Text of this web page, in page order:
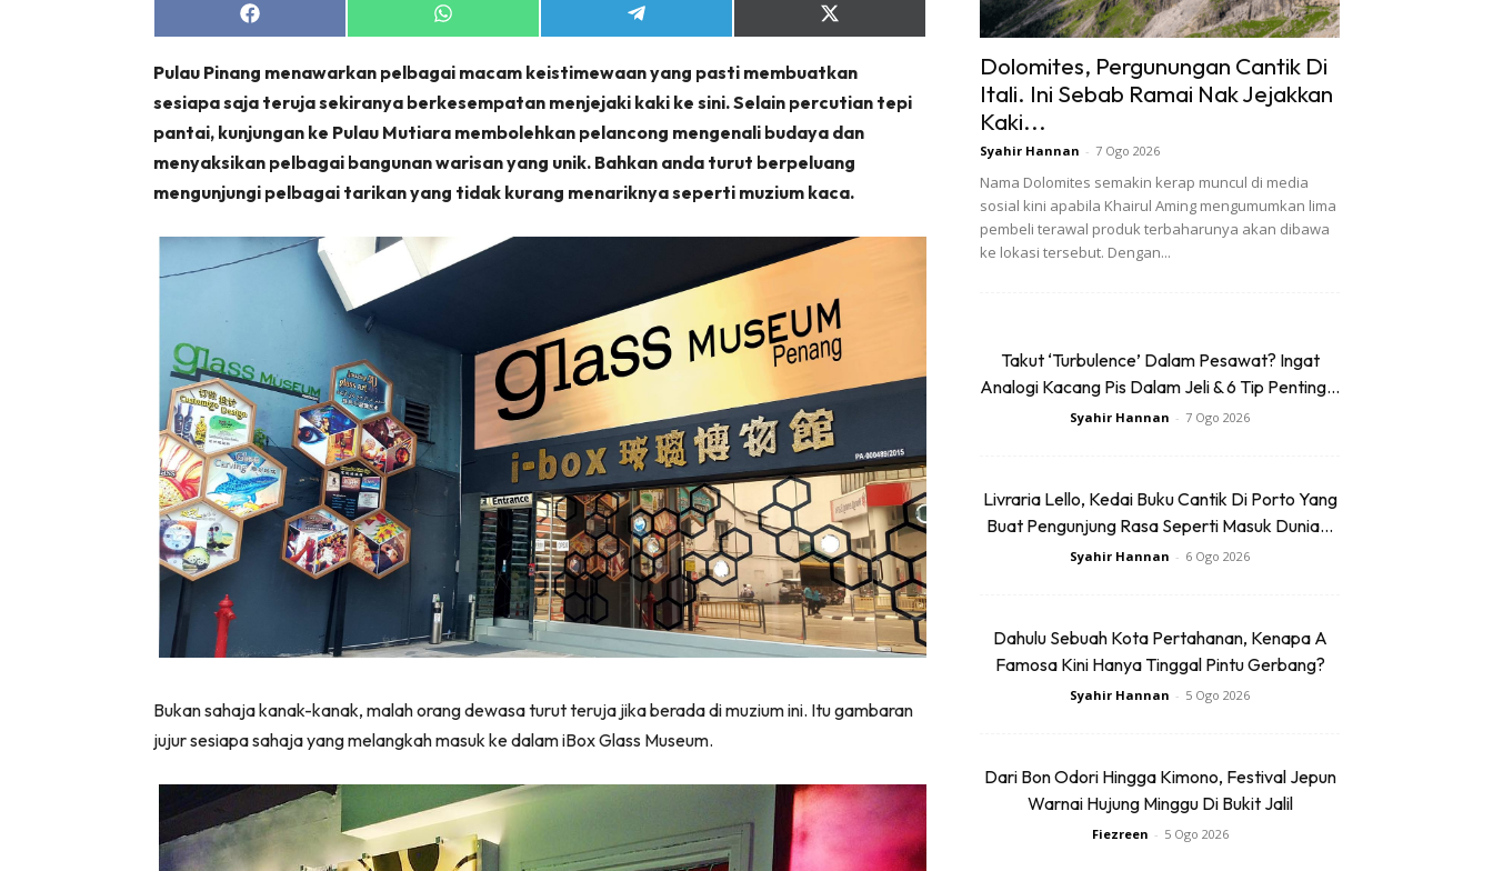
Share
on
Share
on
Share
on
Share
on
(Twitter)
Pulau Pinang menawarkan pelbagai macam keistimewaan yang pasti membuatkan
sesiapa saja teruja sekiranya berkesempatan menjejaki kaki ke sini. Selain percutian tepi
pantai, kunjungan ke Pulau Mutiara membolehkan pelancong mengenali budaya dan
menyaksikan pelbagai bangunan warisan yang unik. Bahkan anda turut berpeluang
mengunjungi pelbagai tarikan yang tidak kurang menariknya seperti muzium kaca.
Bukan sahaja kanak-kanak, malah orang dewasa turut teruja jika berada di muzium ini. Itu gambaran
jujur sesiapa sahaja yang melangkah masuk ke dalam iBox Glass Museum.
Dolomites, Pergunungan Cantik Di
Itali. Ini Sebab Ramai Nak Jejakkan
Kaki...
Syahir Hannan - 7 Ogo 2026
Nama Dolomites semakin kerap muncul di media
sosial kini apabila Khairul Aming mengumumkan lima
pembeli terawal produk terbaharunya akan dibawa
ke lokasi tersebut. Dengan...
Takut ‘Turbulence’ Dalam Pesawat? Ingat
Analogi Kacang Pis Dalam Jeli & 6 Tip Penting...
Syahir Hannan - 7 Ogo 2026
Livraria Lello, Kedai Buku Cantik Di Porto Yang
Buat Pengunjung Rasa Seperti Masuk Dunia...
Syahir Hannan - 6 Ogo 2026
Dahulu Sebuah Kota Pertahanan, Kenapa A
Famosa Kini Hanya Tinggal Pintu Gerbang?
Syahir Hannan - 5 Ogo 2026
Dari Bon Odori Hingga Kimono, Festival Jepun
Warnai Hujung Minggu Di Bukit Jalil
Fiezreen - 5 Ogo 2026